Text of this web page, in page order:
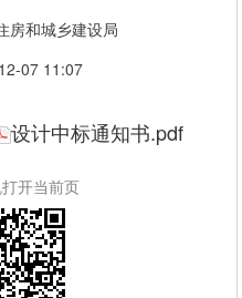
房和城乡建设局
07 11:07
设计中标通知书.pdf
开当前页